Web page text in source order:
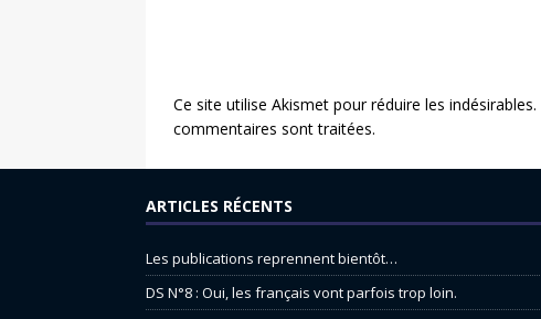
Ce site utilise Akismet pour réduire les indésirables.
commentaires sont traitées.
ARTICLES RÉCENTS
Les publications reprennent bientôt…
DS N°8 : Oui, les français vont parfois trop loin.